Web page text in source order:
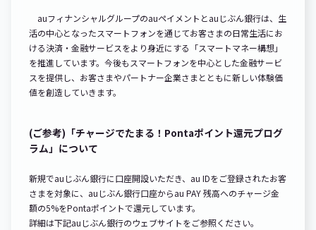
auフィナンシャルグループのauペイメントとauじぶん銀行は、生
活の中心となったスマートフォンを通じてお客さまの日常生活にお
ける決済・金融サービスをより身近にする「スマートマネー構想」
を推進しています。今後もスマートフォンを中心とした金融サービ
スを提供し、お客さまやパートナー企業さまとともに新しい体験価
値を創造していきます。
(ご参考)「チャージでたまる！Pontaポイント還元プログ
ラム」について
新規でauじぶん銀行に口座開設いただき、au IDをご登録されたお客
さまを対象に、auじぶん銀行口座からau PAY 残高へのチャージ金
額の5%をPontaポイントで還元しています。
詳細は下記auじぶん銀行のウェブサイトをご参照ください。